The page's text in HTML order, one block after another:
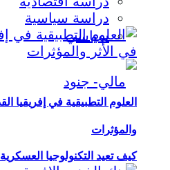
سياسي
كيف تعيد التكنولوجيا
دراسة سياسية
العلوم التطبيقية في إفريقيا
والمؤثرات